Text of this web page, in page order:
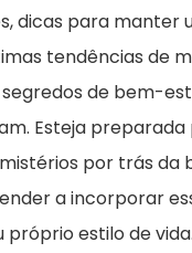
dicas para manter
tendências de
de bem-
Esteja preparada
por trás da
a incorporar
próprio estilo de vida.